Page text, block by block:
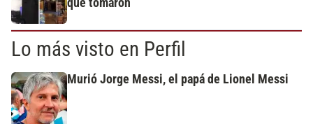
que tomaron
Lo más visto en Perfil
Murió Jorge Messi, el papá de Lionel Messi